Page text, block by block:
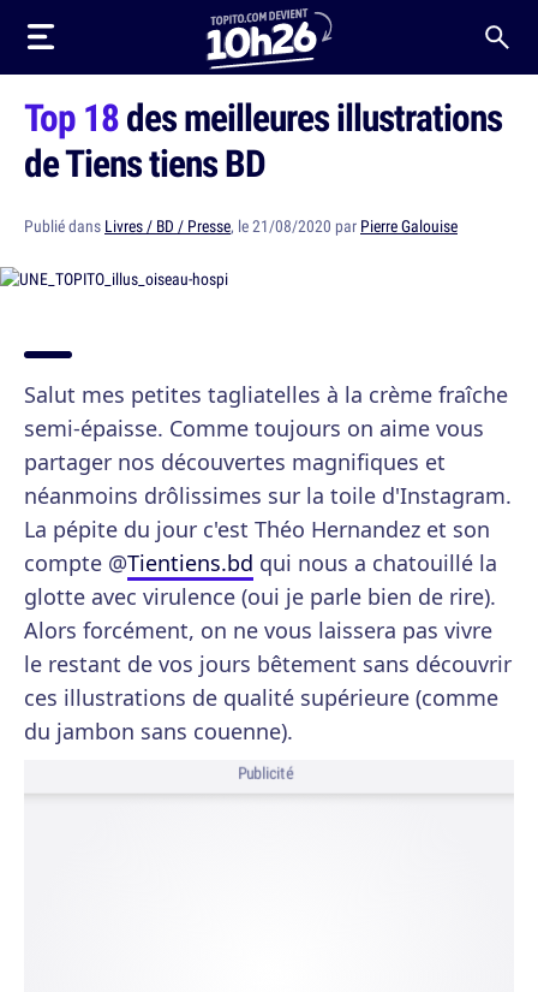
Top 18des meilleures illustrations
de Tiens tiens BD
Publié dans Livres / BD / Presse, le 21/08/2020 par Pierre Galouise
Salut mes petites tagliatelles à la crème fraîche
semi-épaisse. Comme toujours on aime vous
partager nos découvertes magnifiques et
néanmoins drôlissimes sur la toile d'Instagram.
La pépite du jour c'est Théo Hernandez et son
compte @Tientiens.bd qui nous a chatouillé la
glotte avec virulence (oui je parle bien de rire).
Alors forcément, on ne vous laissera pas vivre
le restant de vos jours bêtement sans découvrir
ces illustrations de qualité supérieure (comme
du jambon sans couenne).
Publicité